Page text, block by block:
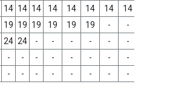
14 14 14 14 14 14 14 14
19 19 19 19 19 19 - -
24 24 - - - - - -
- - - - - - - -
- - - - - - - -